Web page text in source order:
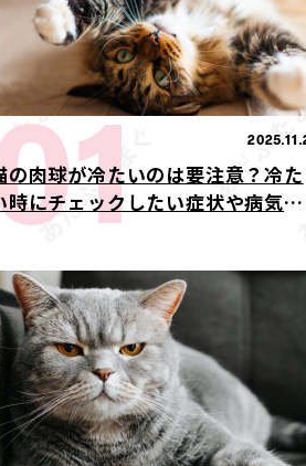
の肉球が冷たいのは要注意？冷た
時にチェックしたい症状や病気の
可能性